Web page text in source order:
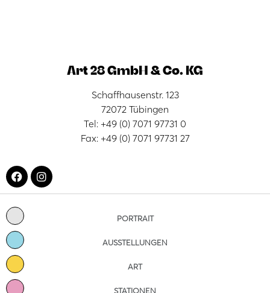
Art 28 GmbH & Co. KG
Schaffhausenstr. 123
72072 Tübingen
Tel: +49 (0) 7071 97731 0
Fax: +49 (0) 7071 97731 27
PORTRAIT
AUSSTELLUNGEN
ART
STATIONEN